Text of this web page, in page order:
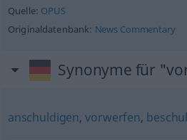
Quelle: OPUS
Originaldatenbank: News Commentary
Synonyme für
anschuldigen,vorwerfen,